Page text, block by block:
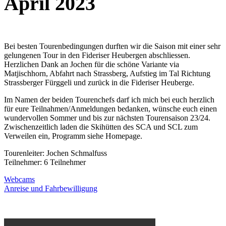
Bei besten Tourenbedingungen durften wir die Saison mit einer sehr
gelungenen Tour in den Fideriser Heubergen abschliessen.
Herzlichen Dank an Jochen für die schöne Variante via
Matjischhorn, Abfahrt nach Strassberg, Aufstieg im Tal Richtung
Strassberger Fürggeli und zurück in die Fideriser Heuberge.
Im Namen der beiden Tourenchefs darf ich mich bei euch herzlich
für eure Teilnahmen/Anmeldungen bedanken, wünsche euch einen
wundervollen Sommer und bis zur nächsten Tourensaison 23/24.
Zwischenzeitlich laden die Skihütten des SCA und SCL zum
Verweilen ein, Programm siehe Homepage.
Tourenleiter: Jochen Schmalfuss
Teilnehmer: 6 Teilnehmer
Webcams
Anreise und Fahrbewilligung